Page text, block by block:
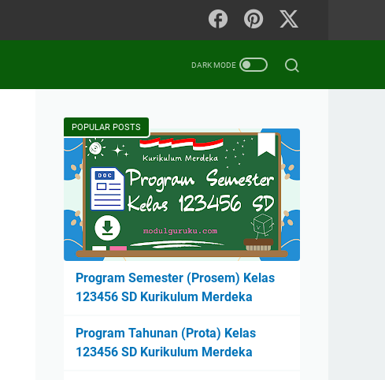
POPULAR POSTS
Program Semester (Prosem) Kelas
123456 SD Kurikulum Merdeka
Program Tahunan (Prota) Kelas
123456 SD Kurikulum Merdeka